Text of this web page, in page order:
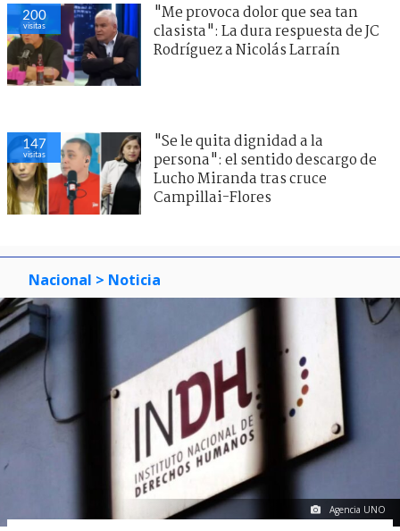
200
visitas
"Me provoca dolor que sea tan
clasista": La dura respuesta de JC
Rodríguez a Nicolás Larraín
147
visitas
"Se le quita dignidad a la
persona": el sentido descargo de
Lucho Miranda tras cruce
Campillai-Flores
Nacional > Noticia
Agencia UNO